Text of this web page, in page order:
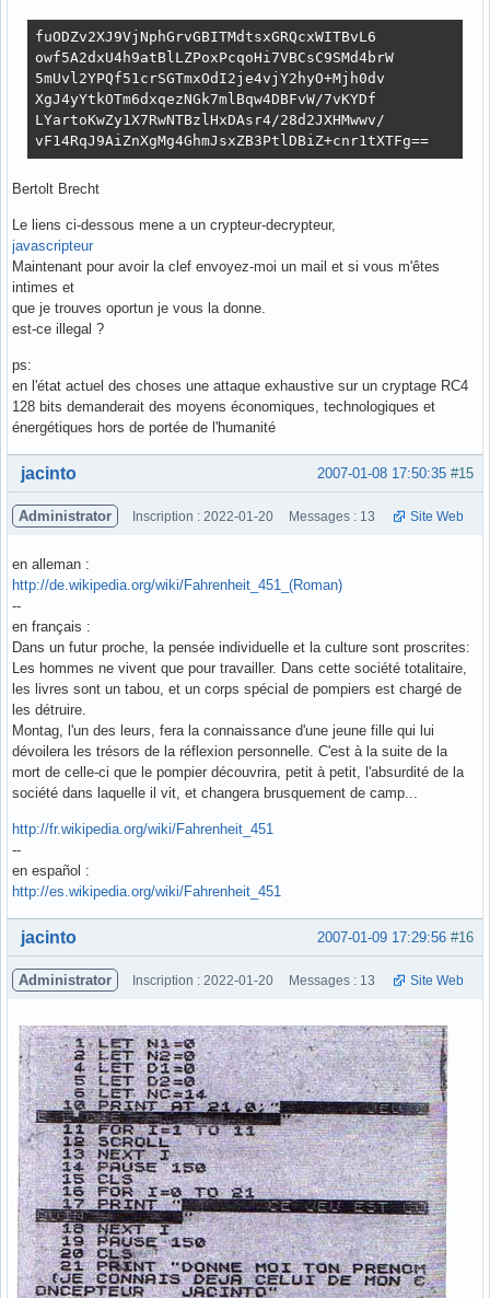
fuODZv2XJ9VjNphGrvGBITMdtsxGRQcxWITBvL6
owf5A2dxU4h9atBlLZPoxPcqoHi7VBCsC9SMd4brW
5mUvl2YPQf51crSGTmxOdI2je4vjY2hyO+Mjh0dv
XgJ4yYtkOTm6dxqezNGk7mlBqw4DBFvW/7vKYDf
LYartoKwZy1X7RwNTBzlHxDAsr4/28d2JXHMwwv/
vF14RqJ9AiZnXgMg4GhmJsxZB3PtlDBiZ+cnr1tXTFg==
Bertolt Brecht
Le liens ci-dessous mene a un crypteur-decrypteur,
javascripteur
Maintenant pour avoir la clef envoyez-moi un mail et si vous m'êtes
intimes et
que je trouves oportun je vous la donne.
est-ce illegal ?
ps:
en l'état actuel des choses une attaque exhaustive sur un cryptage RC4
128 bits demanderait des moyens économiques, technologiques et
énergétiques hors de portée de l'humanité
Hors ligne #15
2007-01-08 17:50:35
jacinto
Administrator Inscription : 2022-01-20 Messages : 13 Site Web
en alleman :
http://de.wikipedia.org/wiki/Fahrenheit_451_(Roman)
--
en français :
Dans un futur proche, la pensée individuelle et la culture sont proscrites:
Les hommes ne vivent que pour travailler. Dans cette société totalitaire,
les livres sont un tabou, et un corps spécial de pompiers est chargé de
les détruire.
Montag, l'un des leurs, fera la connaissance d'une jeune fille qui lui
dévoilera les trésors de la réflexion personnelle. C'est à la suite de la
mort de celle-ci que le pompier découvrira, petit à petit, l'absurdité de la
société dans laquelle il vit, et changera brusquement de camp...
http://fr.wikipedia.org/wiki/Fahrenheit_451
--
en español :
http://es.wikipedia.org/wiki/Fahrenheit_451
Hors ligne #16
2007-01-09 17:29:56
jacinto
Administrator Inscription : 2022-01-20 Messages : 13 Site Web